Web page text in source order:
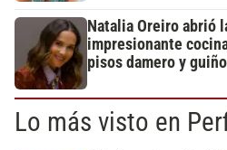
Natalia Oreiro abrió
impresionante
pisos damero y
Lo más visto en